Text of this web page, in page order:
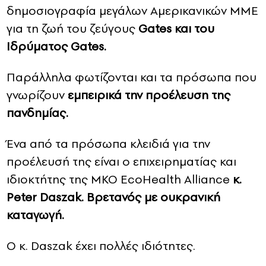
δημοσιογραφία μεγάλων Αμερικανικών ΜΜΕ
για τη ζωή του ζεύγους Gates και του
Ιδρύματος Gates.
Παράλληλα φωτίζονται και τα πρόσωπα που
γνωρίζουν εμπειρικά την προέλευση της
πανδημίας.
Ένα από τα πρόσωπα κλειδιά για την
προέλευσή της είναι ο επιχειρηματίας και
ιδιοκτήτης της ΜΚΟ EcoHealth Alliance κ.
Peter Daszak. Bρετανός με ουκρανική
καταγωγή.
Ο κ. Daszak έχει πολλές ιδιότητες.